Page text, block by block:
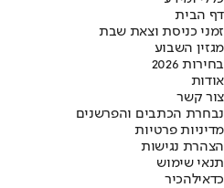
דף הבית
זמני כניסת וצאת שבת
מגזין השבוע
בחירות 2026
אודות
צור קשר
נבחרת הכתבים והפרשנים
מדיניות פרטיות
הצהרת נגישות
תנאי שימוש
כדאילהכיר